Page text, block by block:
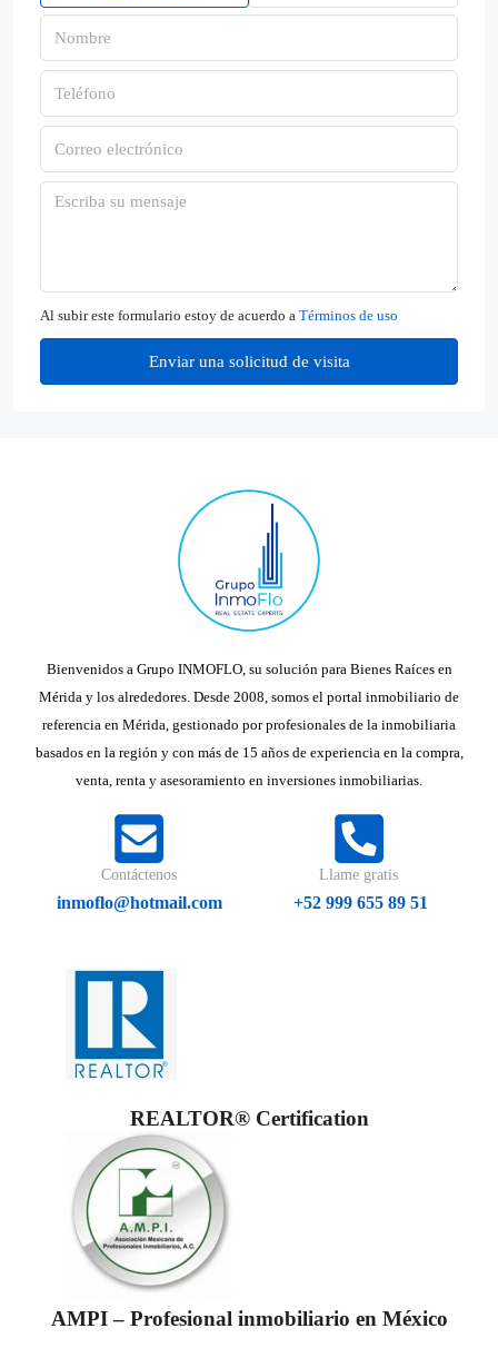
Al subir este formulario estoy de acuerdo a Términos de uso
Enviar una solicitud de visita
Bienvenidos a Grupo INMOFLO, su solución para Bienes Raíces en
Mérida y los alrededores. Desde 2008, somos el portal inmobiliario de
referencia en Mérida, gestionado por profesionales de la inmobiliaria
basados en la región y con más de 15 años de experiencia en la compra,
venta, renta y asesoramiento en inversiones inmobiliarias.
Contáctenos
inmoflo@hotmail.com
Llame gratis
+52 999 655 89 51
REALTOR® Certification
AMPI – Profesional inmobiliario en México